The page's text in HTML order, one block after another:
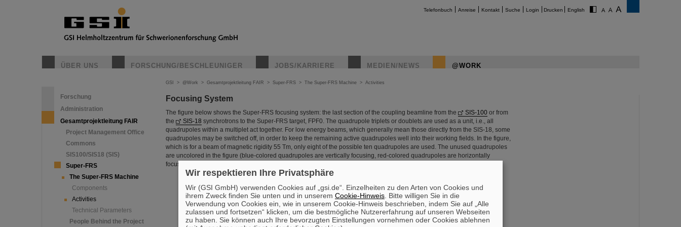
Telefonbuch Anreise Kontakt Suche Login Drucken English
ÜBER UNS FORSCHUNG/BESCHLEUNIGER JOBS/KARRIERE MEDIEN/NEWS @WORK
Forschung
Administration
Gesamtprojektleitung FAIR
Project Management Office
Commons
SIS100/SIS18 (SIS)
Super-FRS
The Super-FRS Machine
Components
Activities
Technical Parameters
People Behind the Project
GSI > @Work > Gesamtprojektleitung FAIR > Super-FRS > The Super-FRS Machine > Activities
Focusing System
The figure below shows the Super-FRS focusing system: the last section of the coupling beamline from the SIS-100 or from
the
SIS-18 synchrotrons to the Super-FRS target, FPF0. The quadrupole triplets or doublets are used as a unit, i.e., all
quadrupoles within a multiplet act together. For low energy beams, which generally mean those directly from the SIS-18, some
quadrupoles may be switched off, in order to keep the remaining active quadrupoles well into their working fields. In the figure,
which is for a beam of magnetic rigidity 55 Tm, only eight of the possible ten quadrupoles are used. The unused quadrupoles
are uncolored in the figure (blue-colored quadrupoles are vertically focusing, red-colored quadrupoles are horizontally
focusing).
Wir respektieren Ihre Privatsphäre
Wir (GSI GmbH) verwenden Cookies auf „gsi.de“. Einzelheiten zu den Arten von Cookies und
ihrem Zweck finden Sie unten und in unserem Cookie-Hinweis . Bitte willigen Sie in die
Verwendung von Cookies ein, wie in unserem Cookie-Hinweis beschrieben, indem Sie auf „Alle
zulassen und fortsetzen“ klicken, um die bestmögliche Nutzererfahrung auf unseren Webseiten
zu haben. Sie können auch Ihre bevorzugten Einstellungen vornehmen oder Cookies ablehnen